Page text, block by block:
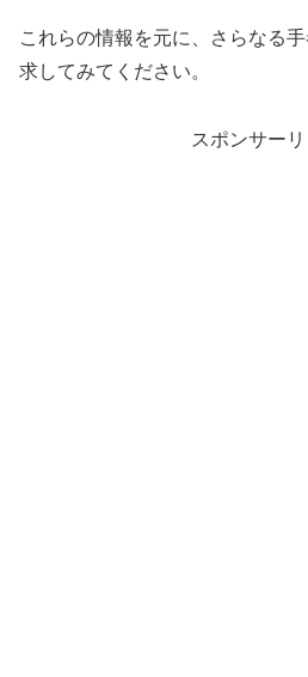
これらの情報を元に、さらなる
求してみてください。
スポンサーリ